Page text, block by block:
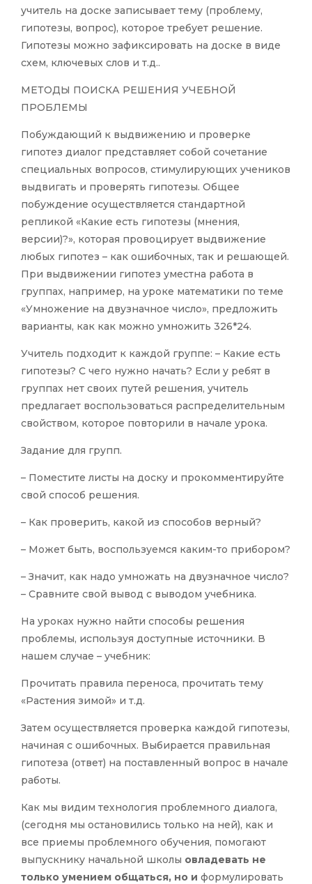
учитель на доске записывает тему (проблему,
гипотезы, вопрос), которое требует решение.
Гипотезы можно зафиксировать на доске в виде
схем, ключевых слов и т.д..
МЕТОДЫ ПОИСКА РЕШЕНИЯ УЧЕБНОЙ
ПРОБЛЕМЫ
Побуждающий к выдвижению и проверке
гипотез диалог представляет собой сочетание
специальных вопросов, стимулирующих учеников
выдвигать и проверять гипотезы. Общее
побуждение осуществляется стандартной
репликой «Какие есть гипотезы (мнения,
версии)?», которая провоцирует выдвижение
любых гипотез – как ошибочных, так и решающей.
При выдвижении гипотез уместна работа в
группах, например, на уроке математики по теме
«Умножение на двузначное число», предложить
варианты, как как можно умножить 326*24.
Учитель подходит к каждой группе: – Какие есть
гипотезы? С чего нужно начать? Если у ребят в
группах нет своих путей решения, учитель
предлагает воспользоваться распределительным
свойством, которое повторили в начале урока.
Задание для групп.
– Поместите листы на доску и прокомментируйте
свой способ решения.
– Как проверить, какой из способов верный?
– Может быть, воспользуемся каким-то прибором?
– Значит, как надо умножать на двузначное число?
– Сравните свой вывод с выводом учебника.
На уроках нужно найти способы решения
проблемы, используя доступные источники. В
нашем случае – учебник:
Прочитать правила переноса, прочитать тему
«Растения зимой» и т.д.
Затем осуществляется проверка каждой гипотезы,
начиная с ошибочных. Выбирается правильная
гипотеза (ответ) на поставленный вопрос в начале
работы.
Как мы видим технология проблемного диалога,
(сегодня мы остановились только на ней), как и
все приемы проблемного обучения, помогают
выпускнику начальной школы овладевать не
только умением общаться, но и формулировать